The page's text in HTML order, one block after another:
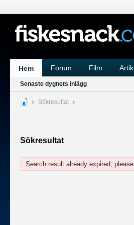
Hem Forum Film
Senaste dygnets inlägg
Sökresultat
Sökresultat
Search result already expired,